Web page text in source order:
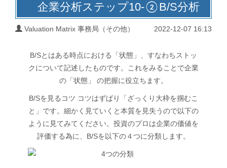
企業分析ステップ10-②B/S分析
Valuation Matrix 事務局（その他） 2022-12-07 16:13
B/Sとはある時点における「状態」、すなわちストッ
クについて記述したものです。これをみることで企業
の「状態」 の把握に役立ちます。
B/Sを見るコツ コツはずばり「ざっくり大枠を掴むこ
と」です。細かく見ていくと本質を見失うので以下の
ように見てみてください。投資のプロは企業の価値を
評価する為に、B/Sを以下の４つに分類します。